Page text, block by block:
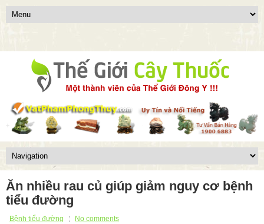
Ăn nhiều rau củ giúp giảm nguy cơ bệnh
tiểu đường
Bệnh tiểu đường No comments